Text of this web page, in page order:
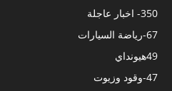
- اخبار عاجلة350
-رياضة السيارات67
هيونداي49
-وقود وزيوت47